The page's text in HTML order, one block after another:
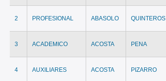
2 PROFESIONAL ABASOLO QUINTEROS
3 ACADEMICO ACOSTA PENA
4 AUXILIARES ACOSTA PIZARRO